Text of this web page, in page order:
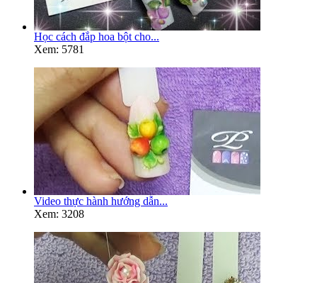
Học cách đắp hoa bột cho...
Xem: 5781
Video thực hành hướng dẫn...
Xem: 3208